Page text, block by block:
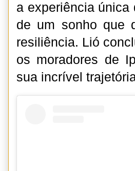
a experiência única
de um sonho que
resiliência. Lió
os moradores de
sua incrível